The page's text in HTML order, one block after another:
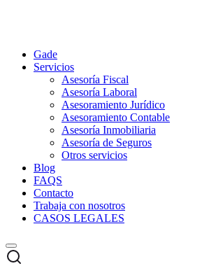
Gade
Servicios
Asesoría Fiscal
Asesoría Laboral
Asesoramiento Jurídico
Asesoramiento Contable
Asesoría Inmobiliaria
Asesoría de Seguros
Otros servicios
Blog
FAQS
Contacto
Trabaja con nosotros
CASOS LEGALES